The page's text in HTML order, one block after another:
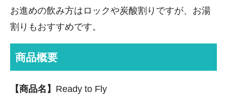
お進めの飲み方はロックや炭酸割りですが、お湯
割りもおすすめです。
商品概要
【商品名】 Ready to Fly